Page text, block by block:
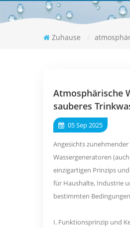
Zuhause /
Atmosphärische
sauberes
05 Sep 2025
Angesichts
Wassergeneratoren
einzigartigen Prinzips
für Haushalte, Industrie
bestimmten
I. Funktionsprinzip und